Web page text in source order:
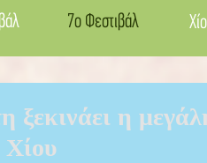
7ο Φεστιβάλ
ξεκινάει η
Χίου